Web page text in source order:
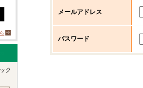
メールアドレス
パスワード
ク